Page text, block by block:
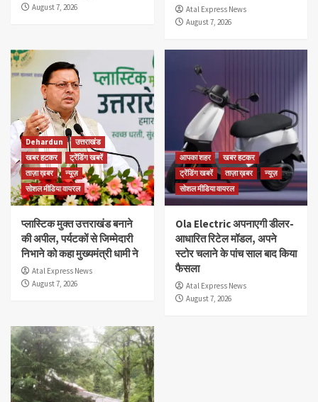
August 7, 2026
Atal Express News
August 7, 2026
Dehardun
उत्तराखंड
खबर हटकर
ट्रेंडिंग खबरें
ताज़ा ख़बर
न्यूज़
सोशल मीडिया वायरल
प्लास्टिक मुक्त उत्तराखंड बनाने
की अपील, पर्यटकों से जिम्मेदारी
निभाने को कहा मुख्यमंत्री धामी ने
Atal Express News
August 7, 2026
आपका शहर
खबर हटकर
ट्रेंडिंग खबरें
ताज़ा ख़बर
न्यूज़
सोशल मीडिया वायरल
Ola Electric अपनाएगी डीलर-
आधारित रिटेल मॉडल, अपने
स्टोर चलाने के पांच साल बाद किया
फैसला
Atal Express News
August 7, 2026